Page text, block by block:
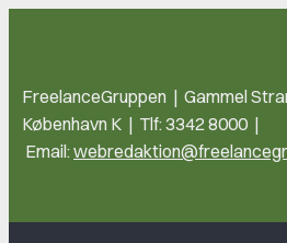
FreelanceGruppen | Gammel
København K | Tlf: 3342 8000 |
Email: